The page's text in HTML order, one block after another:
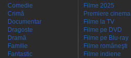
Comedie
Crimă
Documentar
Dragoste
Dramă
Familie
Fantastic
Filme 2025
Premiere cinema
Filme la TV
Filme pe DVD
Filme pe Blu-ray
Filme româneşti
Filme indiene